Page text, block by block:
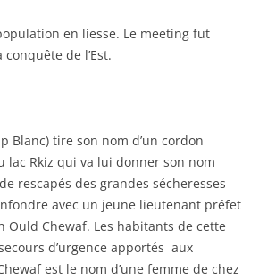
en liesse. Le meeting fut
de l’Est.
Blanc) tire son nom d’un cordon
Rkiz qui va lui donner son nom
rescapés des grandes sécheresses
avec un jeune lieutenant préfet
Ould Chewaf. Les habitants de cette
d’urgence apportés aux
est le nom d’une femme de chez